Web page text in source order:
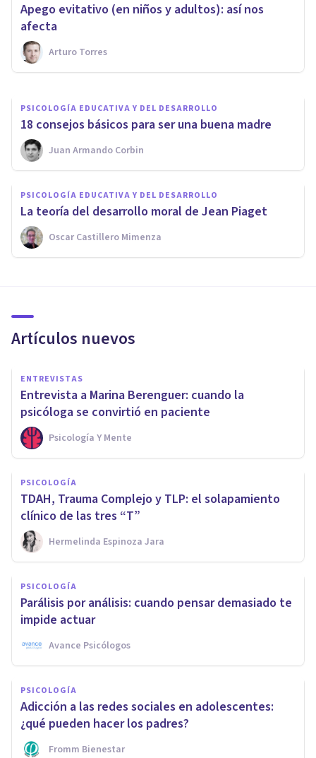
Apego evitativo (en niños y adultos): así nos
afecta
Arturo Torres
Jean Piaget
Bertrand Regader
PSICOLOGÍA EDUCATIVA Y DEL DESARROLLO
18 consejos básicos para ser una buena madre
Juan Armando Corbin
PSICOLOGÍA EDUCATIVA Y DEL DESARROLLO
La teoría del desarrollo moral de Jean Piaget
Oscar Castillero Mimenza
Artículos nuevos
ENTREVISTAS
Entrevista a Marina Berenguer: cuando la
psicóloga se convirtió en paciente
Psicología Y Mente
PSICOLOGÍA
TDAH, Trauma Complejo y TLP: el solapamiento
clínico de las tres “T”
Hermelinda Espinoza Jara
PSICOLOGÍA
Parálisis por análisis: cuando pensar demasiado te
impide actuar
Avance Psicólogos
PSICOLOGÍA
Adicción a las redes sociales en adolescentes:
¿qué pueden hacer los padres?
Fromm Bienestar